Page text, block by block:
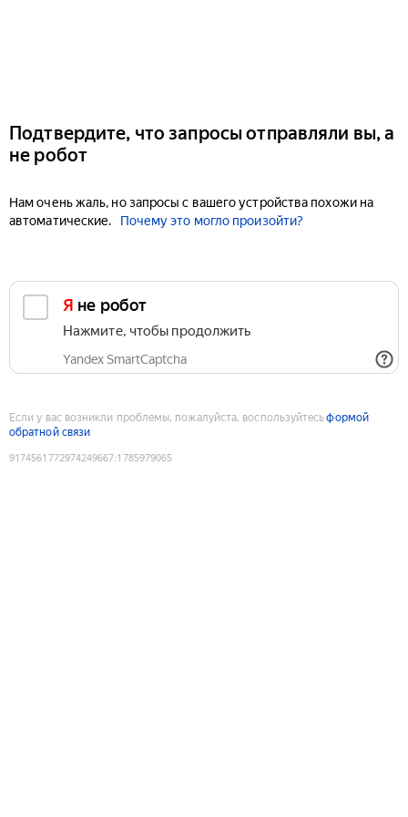
Подтвердите, что запросы отправляли вы, а
не робот
Нам очень жаль, но запросы с вашего устройства похожи на
автоматические.
Почему это могло произойти?
Я не робот
Нажмите, чтобы продолжить
Yandex SmartCaptcha
Если у вас возникли проблемы, пожалуйста, воспользуйтесьформой
обратной связи
9174561772974249667:1785979065